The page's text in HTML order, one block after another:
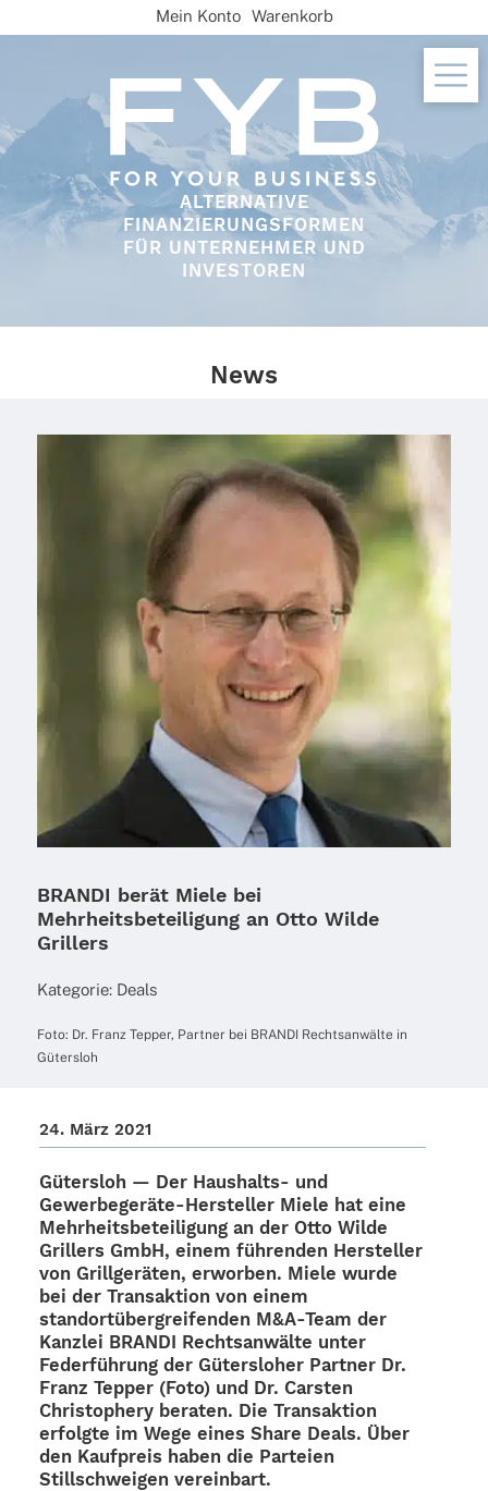
to
ALTERNATIVE
FINANZIERUNGSFORMEN
FÜR UNTERNEHMER UND
INVESTOREN
Mein Konto Warenkorb
News
BRANDI berät Miele bei
Mehrheitsbeteiligung an Otto Wilde
Grillers
Kate­go­rie: Deals
Foto: Dr. Franz Tepper, Part­ner bei BRANDI Rechts­an­wälte in
Gütersloh
24. März 2021
Güters­loh — Der Haus­halts- und
Gewer­­be­­ge­räte-Hers­tel­­ler Miele hat eine
Mehr­heits­be­tei­li­gung an der Otto Wilde
Gril­lers GmbH, einem führen­den Herstel­ler
von Grill­ge­rä­ten, erwor­ben. Miele wurde
bei der Trans­ak­tion von einem
standort­über­grei­fen­den M&A‑Team der
Kanz­lei BRANDI Rechts­an­wälte unter
Feder­füh­rung der Güters­lo­her Part­ner Dr.
Franz Tepper (Foto) und Dr. Cars­ten
Chris­to­phery bera­ten. Die Trans­ak­tion
erfolgte im Wege eines Share Deals. Über
den Kauf­preis haben die Parteien
Still­schwei­gen vereinbart.